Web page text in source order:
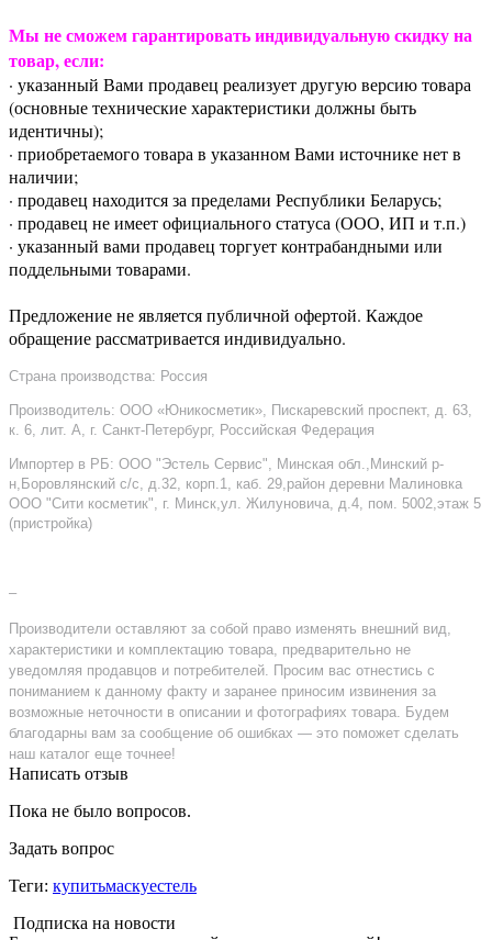
Мы не сможем гарантировать индивидуальную скидку на
товар, если:
· указанный Вами продавец реализует другую версию товара
(основные технические характеристики должны быть
идентичны);
· приобретаемого товара в указанном Вами источнике нет в
наличии;
· продавец находится за пределами Республики Беларусь;
· продавец не имеет официального статуса (ООО, ИП и т.п.)
· указанный вами продавец торгует контрабандными или
поддельными товарами.
Предложение не является публичной офертой. Каждое
обращение рассматривается индивидуально.
Страна производства: Россия
Производитель: ООО «Юникосметик», Пискаревский проспект, д. 63,
к. 6, лит. А, г. Санкт-Петербург, Российская Федерация
Импортер в РБ: ООО "Эстель Сервис", Минская обл.,Минский р-
н,Боровлянский с/с, д.32, корп.1, каб. 29,район деревни Малиновка
ООО "Сити косметик", г. Минск,ул. Жилуновича, д.4, пом. 5002,этаж 5
(пристройка)
–
Производители оставляют за собой право изменять внешний вид,
характеристики и комплектацию товара, предварительно не
уведомляя продавцов и потребителей. Просим вас отнестись с
пониманием к данному факту и заранее приносим извинения за
возможные неточности в описании и фотографиях товара. Будем
благодарны вам за сообщение об ошибках — это поможет сделать
наш каталог еще точнее!
Написать отзыв
Пока не было вопросов.
Задать вопрос
Теги: купитьмаскуестель
Подписка на новости